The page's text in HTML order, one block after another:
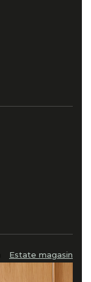
Estate magasin